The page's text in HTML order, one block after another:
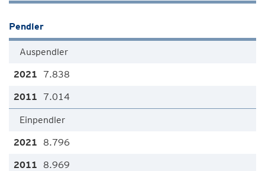
Pendler
Auspendler
7.838
7.014
Einpendler
8.796
8.969